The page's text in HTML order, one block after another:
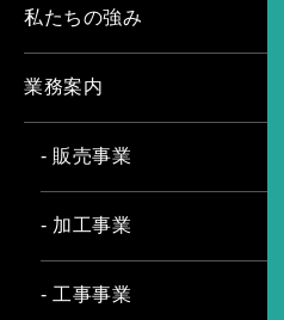
私たちの強み
業務案内
- 販売事業
- 加工事業
- 工事事業